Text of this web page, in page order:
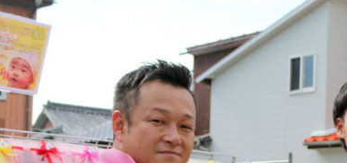
島原半島の小さな商店街特集／
国見町土黒地区にある商店